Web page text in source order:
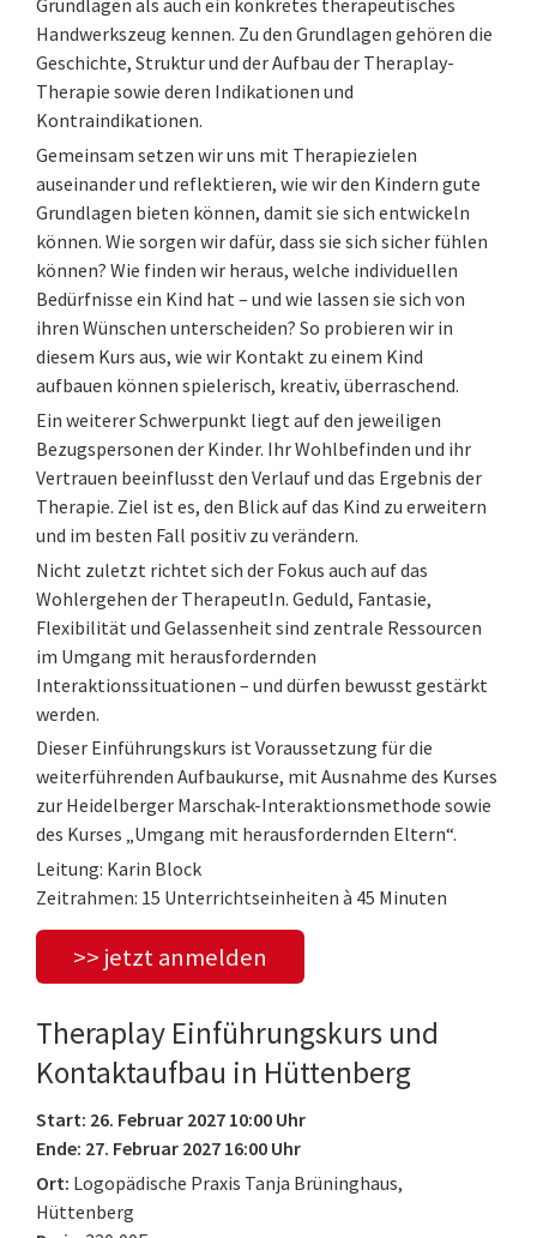
Grundlagen als auch ein konkretes therapeutisches
Handwerkszeug kennen. Zu den Grundlagen gehören die
Geschichte, Struktur und der Aufbau der Theraplay-
Therapie sowie deren Indikationen und
Kontraindikationen.
Gemeinsam setzen wir uns mit Therapiezielen
auseinander und reflektieren, wie wir den Kindern gute
Grundlagen bieten können, damit sie sich entwickeln
können. Wie sorgen wir dafür, dass sie sich sicher fühlen
können? Wie finden wir heraus, welche individuellen
Bedürfnisse ein Kind hat – und wie lassen sie sich von
ihren Wünschen unterscheiden? So probieren wir in
diesem Kurs aus, wie wir Kontakt zu einem Kind
aufbauen können spielerisch, kreativ, überraschend.
Ein weiterer Schwerpunkt liegt auf den jeweiligen
Bezugspersonen der Kinder. Ihr Wohlbefinden und ihr
Vertrauen beeinflusst den Verlauf und das Ergebnis der
Therapie. Ziel ist es, den Blick auf das Kind zu erweitern
und im besten Fall positiv zu verändern.
Nicht zuletzt richtet sich der Fokus auch auf das
Wohlergehen der TherapeutIn. Geduld, Fantasie,
Flexibilität und Gelassenheit sind zentrale Ressourcen
im Umgang mit herausfordernden
Interaktionssituationen – und dürfen bewusst gestärkt
werden.
Dieser Einführungskurs ist Voraussetzung für die
weiterführenden Aufbaukurse, mit Ausnahme des Kurses
zur Heidelberger Marschak-Interaktionsmethode sowie
des Kurses „Umgang mit herausfordernden Eltern“.
Leitung: Karin Block
Zeitrahmen: 15 Unterrichtseinheiten à 45 Minuten
>> jetzt anmelden
Theraplay Einführungskurs und
Kontaktaufbau in Hüttenberg
Start: 26. Februar 2027 10:00 Uhr
Ende: 27. Februar 2027 16:00 Uhr
Ort: Logopädische Praxis Tanja Brüninghaus,
Hüttenberg